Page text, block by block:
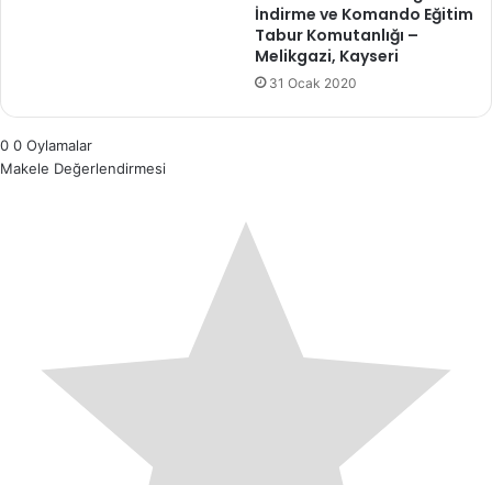
İndirme ve Komando Eğitim
Tabur Komutanlığı –
Melikgazi, Kayseri
31 Ocak 2020
0 0 Oylamalar
Makele Değerlendirmesi